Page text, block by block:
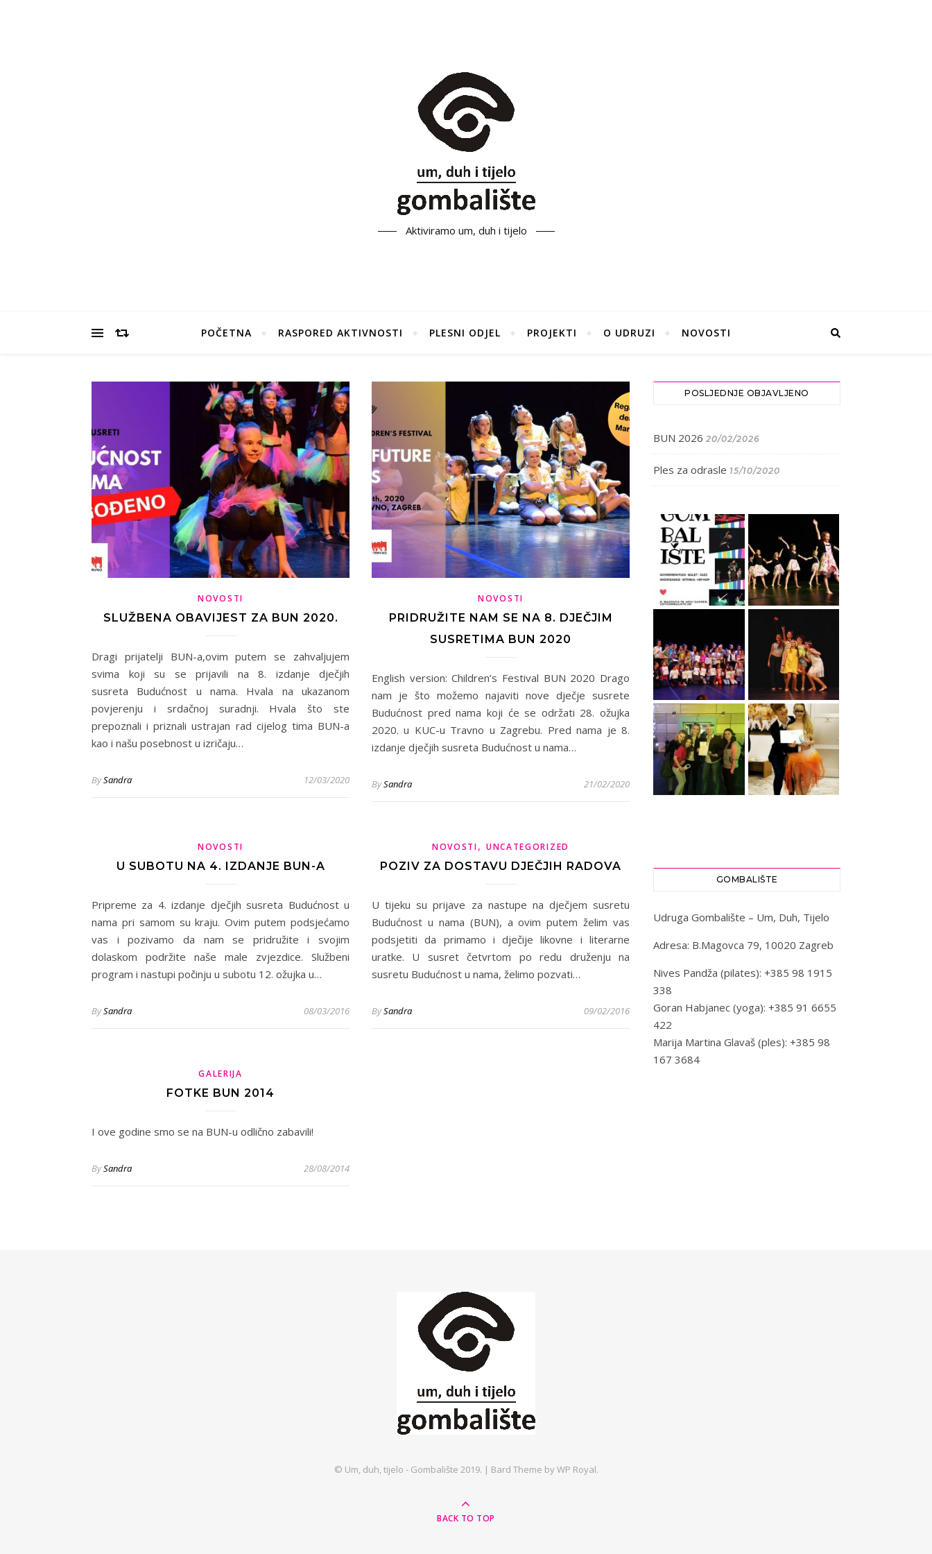
Aktiviramo um, duh i tijelo
POČETNA RASPORED AKTIVNOSTI PLESNI ODJEL PROJEKTI O UDRUZI NOVOSTI
NOVOSTI
SLUŽBENA OBAVIJEST ZA BUN 2020.
Dragi prijatelji BUN-a,ovim putem se zahvaljujem
svima koji su se prijavili na 8. izdanje dječjih
susreta Budućnost u nama. Hvala na ukazanom
povjerenju i srdačnoj suradnji. Hvala što ste
prepoznali i priznali ustrajan rad cijelog tima BUN-a
kao i našu posebnost u izričaju…
BySandra 12/03/2020
NOVOSTI
PRIDRUŽITE NAM SE NA 8. DJEČJIM
SUSRETIMA BUN 2020
English version: Children’s Festival BUN 2020 Drago
nam je što možemo najaviti nove dječje susrete
Budućnost pred nama koji će se održati 28. ožujka
2020. u KUC-u Travno u Zagrebu. Pred nama je 8.
izdanje dječjih susreta Budućnost u nama…
BySandra 21/02/2020
NOVOSTI
U SUBOTU NA 4. IZDANJE BUN-A
Pripreme za 4. izdanje dječjih susreta Budućnost u
nama pri samom su kraju. Ovim putem podsjećamo
vas i pozivamo da nam se pridružite i svojim
dolaskom podržite naše male zvjezdice. Službeni
program i nastupi počinju u subotu 12. ožujka u…
BySandra 08/03/2016
NOVOSTI, UNCATEGORIZED
POZIV ZA DOSTAVU DJEČJIH RADOVA
U tijeku su prijave za nastupe na dječjem susretu
Budućnost u nama (BUN), a ovim putem želim vas
podsjetiti da primamo i dječije likovne i literarne
uratke. U susret četvrtom po redu druženju na
susretu Budućnost u nama, želimo pozvati…
BySandra 09/02/2016
GALERIJA
FOTKE BUN 2014
I ove godine smo se na BUN-u odlično zabavili!
BySandra 28/08/2014
POSLJEDNJE OBJAVLJENO
BUN 2026 20/02/2026
Ples za odrasle 15/10/2020
GOMBALIŠTE
Udruga Gombalište – Um, Duh, Tijelo
Adresa: B.Magovca 79, 10020 Zagreb
Nives Pandža (pilates): +385 98 1915
338
Goran Habjanec (yoga): +385 91 6655
422
Marija Martina Glavaš (ples): +385 98
167 3684
© Um, duh, tijelo - Gombalište 2019. | Bard Theme byWP Royal.
BACK TO TOP